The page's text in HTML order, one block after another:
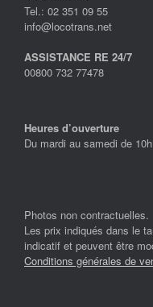
Tel.: 02 351 09 55
info@locotrans.net
ASSISTANCE RE 24/7
00800 732 77478
Heures d’ouverture
Du mardi au samedi de
Photos non contractuelles.
Les prix indiqués dans le
indicatif et peuvent être
Conditions générales de